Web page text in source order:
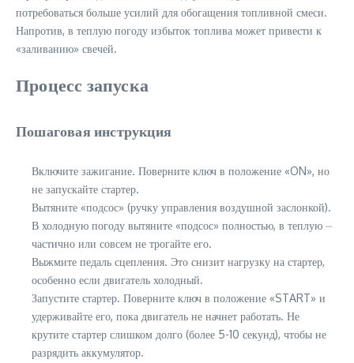
потребоваться больше усилий для обогащения топливной смеси.
Напротив, в теплую погоду избыток топлива может привести к
«заливанию» свечей.
Процесс запуска
Пошаговая инструкция
Включите зажигание. Поверните ключ в положение «ON», но
не запускайте стартер.
Вытяните «подсос» (ручку управления воздушной заслонкой).
В холодную погоду вытяните «подсос» полностью, в теплую ⏤
частично или совсем не трогайте его.
Выжмите педаль сцепления. Это снизит нагрузку на стартер,
особенно если двигатель холодный.
Запустите стартер. Поверните ключ в положение «START» и
удерживайте его, пока двигатель не начнет работать. Не
крутите стартер слишком долго (более 5-10 секунд), чтобы не
разрядить аккумулятор.